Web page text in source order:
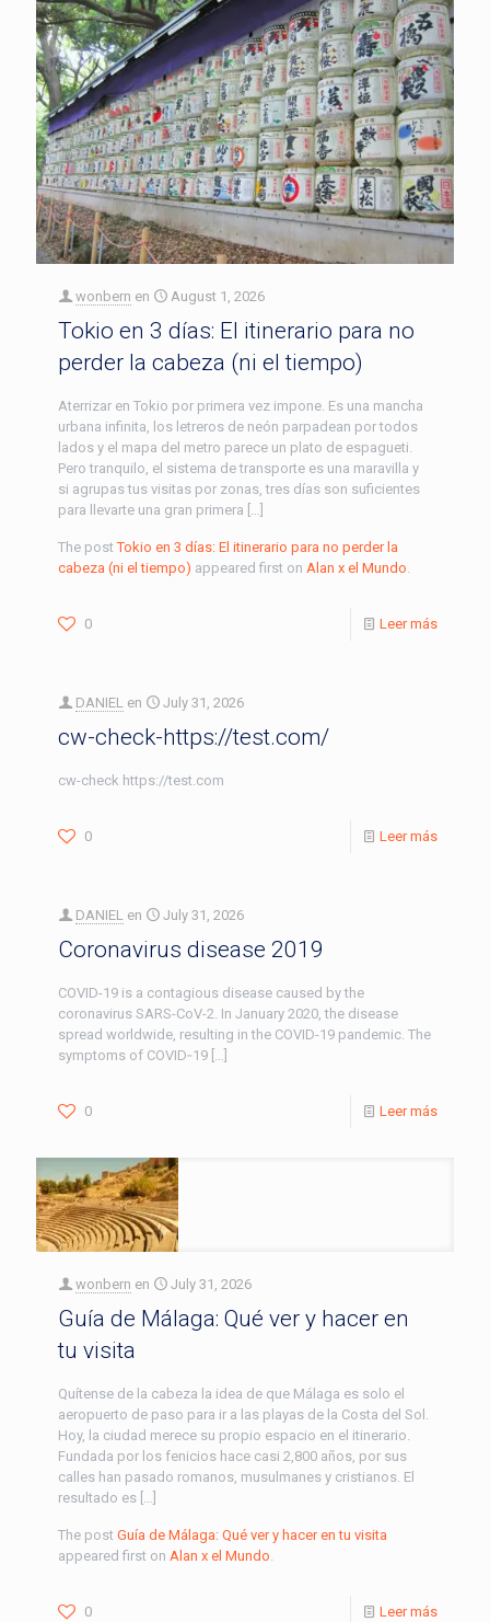
wonbern en August 1, 2026
Tokio en 3 días: El itinerario para no
perder la cabeza (ni el tiempo)
Aterrizar en Tokio por primera vez impone. Es una mancha
urbana infinita, los letreros de neón parpadean por todos
lados y el mapa del metro parece un plato de espagueti.
Pero tranquilo, el sistema de transporte es una maravilla y
si agrupas tus visitas por zonas, tres días son suficientes
para llevarte una gran primera […]
The postTokio en 3 días: El itinerario para no perder la
cabeza (ni el tiempo) appeared first on Alan x el Mundo
0 Leer más
DANIEL en July 31, 2026
cw-check-https://test.com/
cw-check https://test.com
0 Leer más
DANIEL en July 31, 2026
Coronavirus disease 2019
COVID-19 is a contagious disease caused by the
coronavirus SARS-CoV-2. In January 2020, the disease
spread worldwide, resulting in the COVID-19 pandemic. The
symptoms of COVID‑19
0 Leer más
wonbern en July 31, 2026
Guía de Málaga: Qué ver y hacer en
tu visita
Quítense de la cabeza la idea de que Málaga es solo el
aeropuerto de paso para ir a las playas de la Costa del Sol.
Hoy, la ciudad merece su propio espacio en el itinerario.
Fundada por los fenicios hace casi 2,800 años, por sus
calles han pasado romanos, musulmanes y cristianos. El
resultado es […]
The post Guía de Málaga: Qué ver y hacer en tu visita
appeared first on Alan x el Mundo
0 Leer más